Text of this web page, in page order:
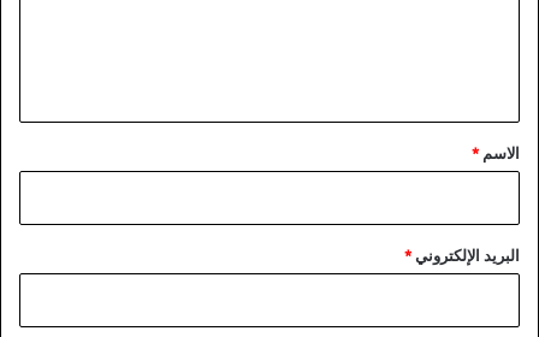
*
الاسم *
البريد الإلكتروني*